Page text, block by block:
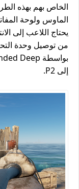
الخاص بهم بهذه
الماوس ولوحة
يحتاج اللاعب إلى
من توصيل وحدة
إلى P2.